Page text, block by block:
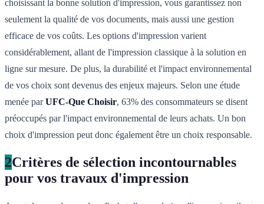
choisissant la bonne solution d'impression, vous garantissez non
seulement la qualité de vos documents, mais aussi une gestion
efficace de vos coûts. Les options d'impression varient
considérablement, allant de l'impression classique à la solution en
ligne sur mesure. De plus, la durabilité et l'impact environnemental
de vos choix sont devenus des enjeux majeurs. Selon une étude
menée parUFC-Que Choisir, 63% des consommateurs se disent
préoccupés par l'impact environnemental de leurs achats. Un bon
choix d'impression peut donc également être un choix responsable.
2Critères de sélection incontournables
pour vos travaux d'impression